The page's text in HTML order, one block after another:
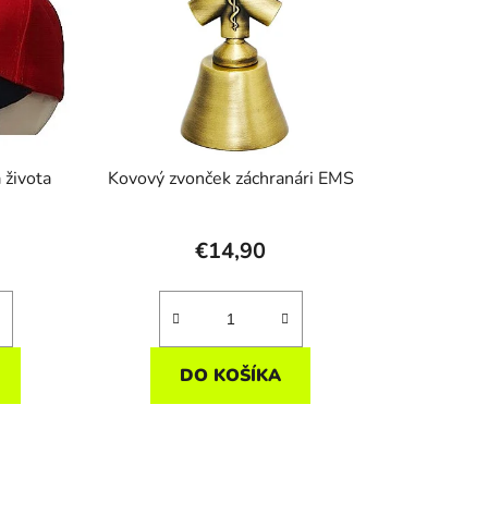
života Kovový zvonček záchranári EMS
€14,90
DO KOŠÍKA